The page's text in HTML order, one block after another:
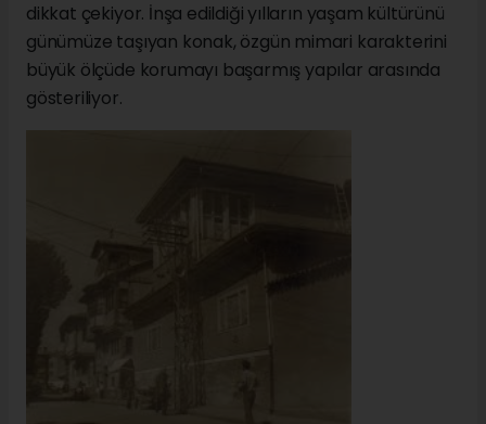
dikkat çekiyor. İnşa edildiği yılların yaşam kültürünü
günümüze taşıyan konak, özgün mimari karakterini
büyük ölçüde korumayı başarmış yapılar arasında
gösteriliyor.